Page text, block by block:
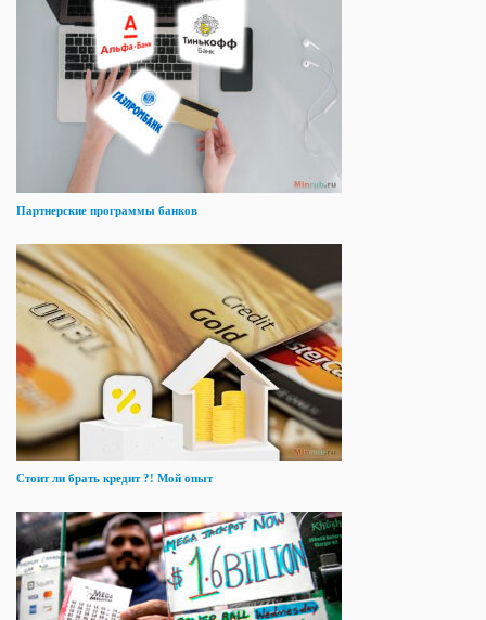
Партнерские программы банков
Стоит ли брать кредит ?! Мой опыт